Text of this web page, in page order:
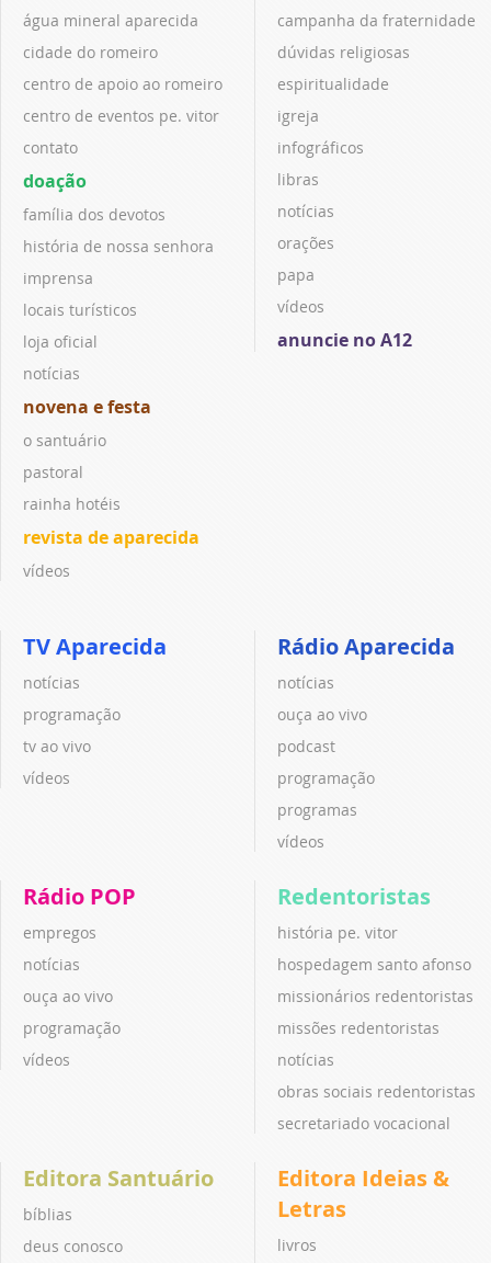
água mineral aparecida
cidade do romeiro
centro de apoio ao romeiro
centro de eventos pe. vitor
contato
doação
família dos devotos
história de nossa senhora
imprensa
locais turísticos
loja oficial
notícias
novena e festa
o santuário
pastoral
rainha hotéis
revista de aparecida
vídeos
campanha da fraternidade
dúvidas religiosas
espiritualidade
igreja
infográficos
libras
notícias
orações
papa
vídeos
anuncie no A12
TV Aparecida
notícias
programação
tv ao vivo
vídeos
Rádio Aparecida
notícias
ouça ao vivo
podcast
programação
programas
vídeos
Rádio POP
empregos
notícias
ouça ao vivo
programação
vídeos
Redentoristas
história pe. vitor
hospedagem santo afonso
missionários redentoristas
missões redentoristas
notícias
obras sociais redentoristas
secretariado vocacional
Editora Santuário
bíblias
deus conosco
Editora Ideias &
Letras
livros